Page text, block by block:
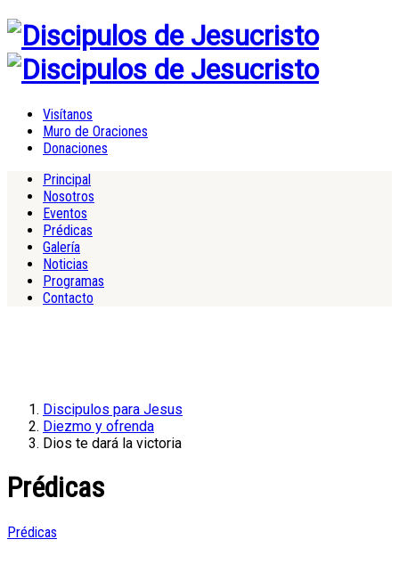
Visítanos
Muro de Oraciones
Donaciones
Principal
Nosotros
Eventos
Prédicas
Galería
Noticias
Programas
Contacto
Discipulos para Jesus
Diezmo y ofrenda
Dios te dará la victoria
Prédicas
Prédicas